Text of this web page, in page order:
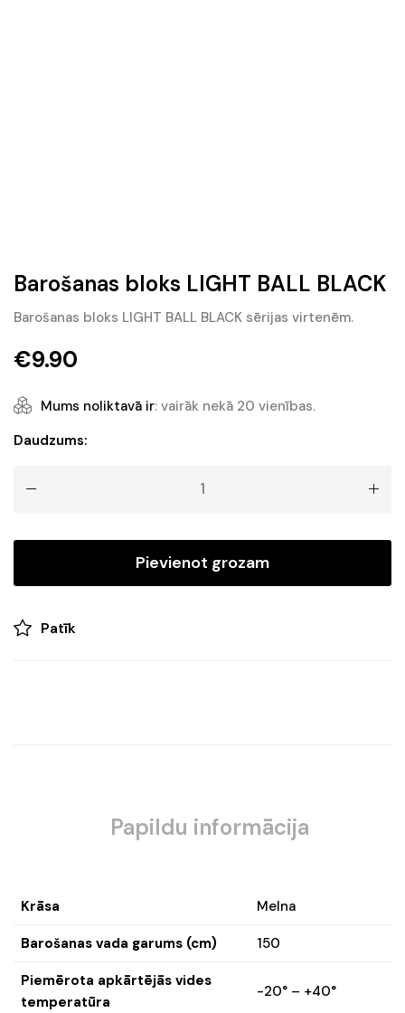
Barošanas bloks LIGHT BALL BLACK
Barošanas bloks LIGHT BALL BLACK sērijas virtenēm.
€9.90
Mums noliktavā ir: vairāk nekā 20 vienības.
Barošanas
Daudzums:
Pievienot grozam
Patīk
Papildu informācija
Krāsa Melna
Barošanas vada garums (cm) 150
Piemērota apkārtējās vides
temperatūra
-20° – +40°